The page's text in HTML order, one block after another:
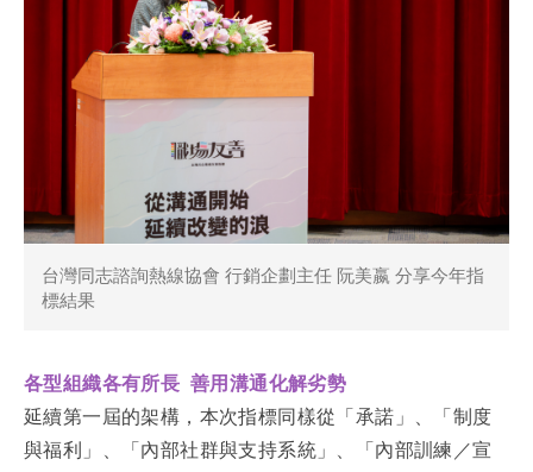
台灣同志諮詢熱線協會 行銷企劃主任 阮美嬴 分享今年指
標結果
各型組織各有所長 善用溝通化解劣勢
延續第一屆的架構，本次指標同樣從「承諾」、「制度
與福利」、「內部社群與支持系統」、「內部訓練／宣